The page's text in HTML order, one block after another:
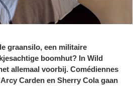
graansilo, een militaire
boomhut? In Wild
allemaal voorbij. Comédiennes
Carden en Sherry Cola gaan